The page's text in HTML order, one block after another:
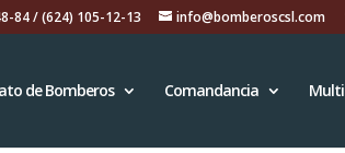
84 / (624) 105-12-13 info@bomberoscsl.com
de Bomberos Comandancia